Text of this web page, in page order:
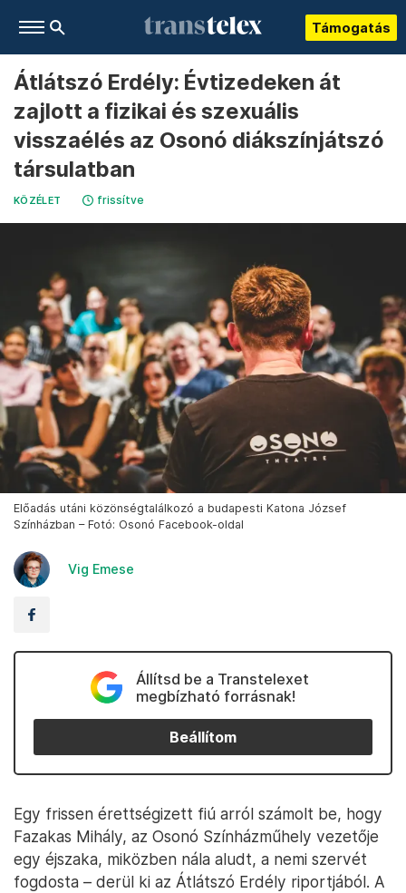
Támogatás
Átlátszó Erdély: Évtizedeken át
zajlott a fizikai és szexuális
visszaélés az Osonó diákszínjátszó
társulatban
KÖZÉLET frissítve
Előadás utáni közönségtalálkozó a budapesti Katona József
Színházban – Fotó: Osonó Facebook-oldal
Vig Emese
Állítsd be a Transtelexet
megbízható forrásnak!
Beállítom
Egy frissen érettségizett fiú arról számolt be, hogy
Fazakas Mihály, az Osonó Színházműhely vezetője
egy éjszaka, miközben nála aludt, a nemi szervét
fogdosta – derül ki az Átlátszó Erdély riportjából. A